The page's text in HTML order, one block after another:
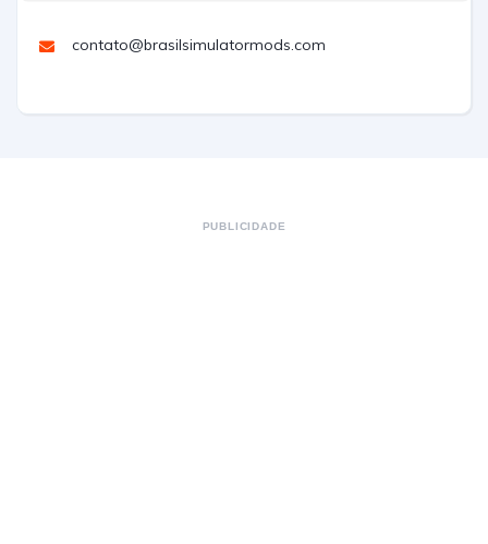
contato@brasilsimulatormods.com
PUBLICIDADE